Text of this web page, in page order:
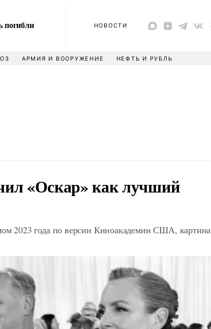
погибли
НОВОСТИ
АРМИЯ И ВООРУЖЕНИЕ НЕФТЬ И РУБЛЬ
«Оскар» как лучший
2023 года по версии Киноакадемии США, картина